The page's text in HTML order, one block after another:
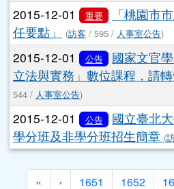
2015-12-01 公告
本市104
隊實施計畫1份 (訪客 / 451 /學務處
2015-12-01 公告
「中華民
青年獎章授獎辦法」 (訪客 /
2015-12-01
「猴彩陶─2016全國生肖陶
覽及頒獎典禮 (訪客/ 608 /學務處
2015-12-01
105年度寒
遊暨各項技藝研習活動資訊